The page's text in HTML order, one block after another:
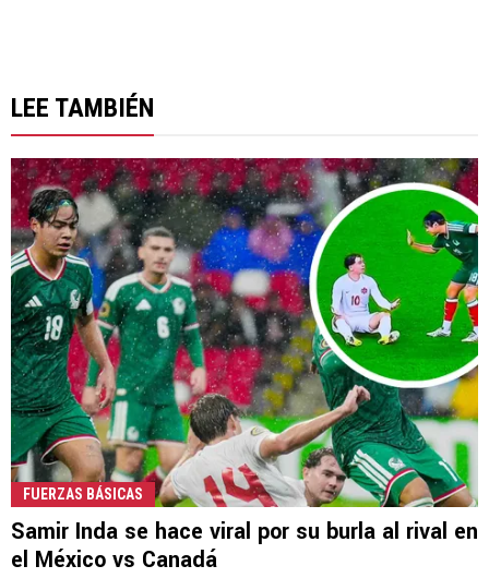
LEE TAMBIÉN
FUERZAS BÁSICAS
Samir Inda se hace viral por su burla al rival en
el México vs Canadá